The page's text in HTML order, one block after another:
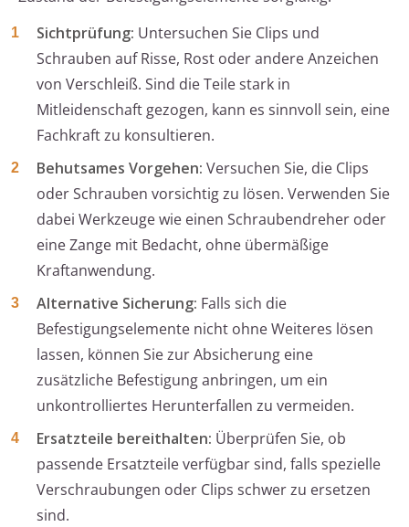
Sichtprüfung: Untersuchen Sie Clips und
Schrauben auf Risse, Rost oder andere Anzeichen
von Verschleiß. Sind die Teile stark in
Mitleidenschaft gezogen, kann es sinnvoll sein, eine
Fachkraft zu konsultieren.
Behutsames Vorgehen: Versuchen Sie, die Clips
oder Schrauben vorsichtig zu lösen. Verwenden Sie
dabei Werkzeuge wie einen Schraubendreher oder
eine Zange mit Bedacht, ohne übermäßige
Kraftanwendung.
Alternative Sicherung: Falls sich die
Befestigungselemente nicht ohne Weiteres lösen
lassen, können Sie zur Absicherung eine
zusätzliche Befestigung anbringen, um ein
unkontrolliertes Herunterfallen zu vermeiden.
Ersatzteile bereithalten: Überprüfen Sie, ob
passende Ersatzteile verfügbar sind, falls spezielle
Verschraubungen oder Clips schwer zu ersetzen
sind.